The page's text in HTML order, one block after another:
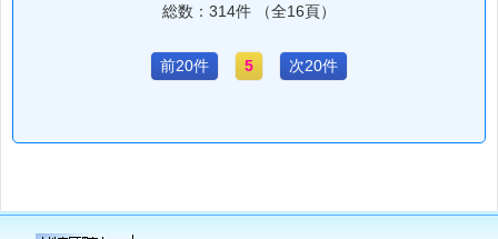
総数：314件 （全16頁）
前20件 5 次20件